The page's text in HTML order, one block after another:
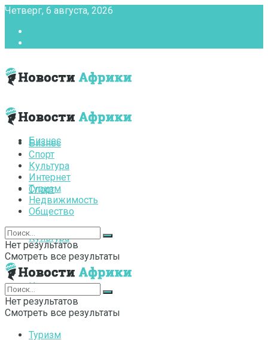
Четверг, 6 августа, 2026
Бизнес
Спорт
Культура
Интернет
Туризм
Бизнес
Спорт
Культура
Интернет
Туризм
Недвижимость
Общество
Нет результатов
Смотреть все результаты
Нет результатов
Смотреть все результаты